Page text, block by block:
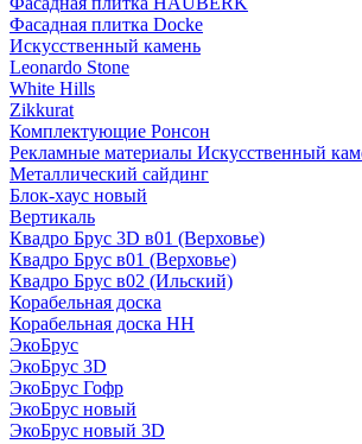
Фасадная плитка Docke
Искусственный камень
Leonardo Stone
White Hills
Zikkurat
Комплектующие Ронсон
Рекламные материалы Искусственный
Металлический сайдинг
Блок-хаус новый
Вертикаль
Квадро Брус 3D в01 (Верховье)
Квадро Брус в01 (Верховье)
Квадро Брус в02 (Ильский)
Корабельная доска
Корабельная доска НН
ЭкоБрус
ЭкоБрус 3D
ЭкоБрус Гофр
ЭкоБрус новый
ЭкоБрус новый 3D